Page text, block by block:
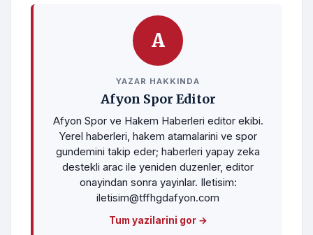
A
YAZAR HAKKINDA
Afyon Spor Editor
Afyon Spor ve Hakem Haberleri editor ekibi.
Yerel haberleri, hakem atamalarini ve spor
gundemini takip eder; haberleri yapay zeka
destekli arac ile yeniden duzenler, editor
onayindan sonra yayinlar. Iletisim:
iletisim@tffhgdafyon.com
Tum yazilarini gor →